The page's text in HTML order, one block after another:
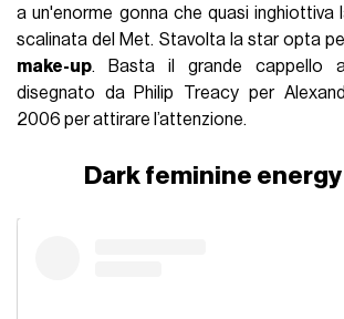
a un'enorme gonna che quasi inghiottiva
scalinata del Met. Stavolta la star opta
make-up. Basta il grande cappello
disegnato da Philip Treacy per
2006 per attirare l’attenzione.
Dark feminine